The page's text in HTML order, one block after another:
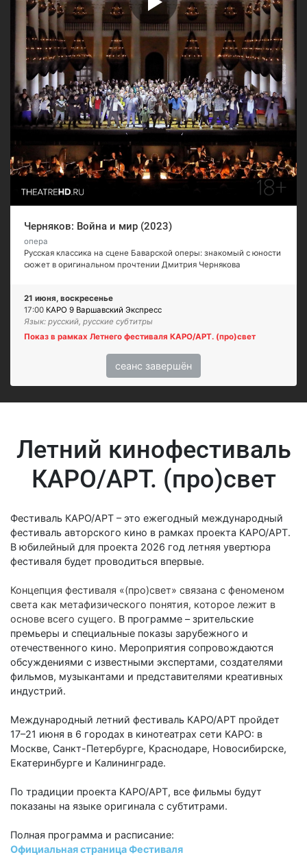
Черняков: Война и мир (2023)
опера
Русская классика на сцене Баварской оперы: знакомый с юности
сюжет в оригинальном прочтении Дмитрия Чернякова
21 июня, воскресенье
17:00 КАРО 9 Варшавский Экспресс
Язык: русский, русские субтитры
Показ в рамках Летнего фестиваля КАРО/АРТ. (про)свет
сеанс завершён
Летний кинофестиваль
КАРО/АРТ. (про)свет
Фестиваль КАРО/АРТ – это ежегодный международный
фестиваль авторского кино в рамках проекта КАРО/АРТ.
В юбилейный для проекта 2026 год летняя увертюра
фестиваля будет проводиться впервые.
Концепция фестиваля «(про)свет» связана с феноменом
света как метафизического понятия, которое лежит в
основе всего сущего. В программе – зрительские
премьеры и специальные показы зарубежного и
отечественного кино. Мероприятия сопровождаются
обсуждениями с известными экспертами, создателями
фильмов, музыкантами и представителями креативных
индустрий.
Международный летний фестиваль КАРО/АРТ пройдет
17–21 июня в 6 городах в кинотеатрах сети КАРО: в
Москве, Санкт-Петербурге, Краснодаре, Новосибирске,
Екатеринбурге и Калининграде.
По традиции проекта КАРО/АРТ, все фильмы будут
показаны на языке оригинала с субтитрами.
Полная программа и расписание:
Официальная страница Фестиваля